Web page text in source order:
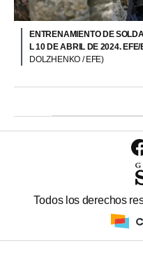
ENTRENAMIENTO DE
L 10 DE ABRIL DE 2024.
DOLZHENKO / EFE)
Todos los derechos